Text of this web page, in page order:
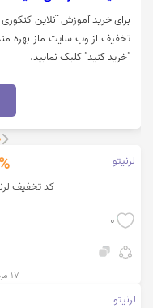
تخفیف از وب سایت ماز بهره
"خرید کنید" کلیک نمایید.
لرنیتو
کد تخفیف لرنیتو تا 30%
0
۱۷ مرداد ۱۴۰۵ ساعت ۰۲:۰۶
لرنیتو